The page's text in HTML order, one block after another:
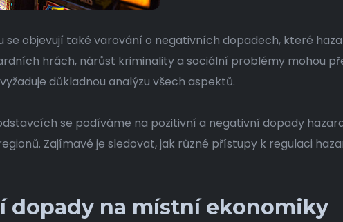
se objevují také varování o negativních dopadech, které
hrách, nárůst kriminality a sociální problémy mohou
důkladnou analýzu všech aspektů.
se podíváme na pozitivní a negativní dopady
Zajímavé je sledovat, jak různé přístupy k regulaci
dopady na místní ekonomiky